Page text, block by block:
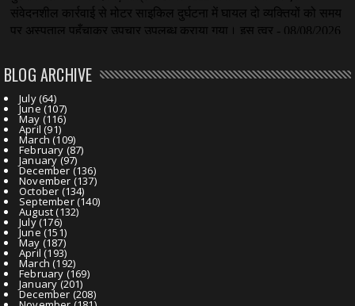
BLOG ARCHIVE
July(64)
June(107)
May (116)
April (91)
March (109)
February (87)
January(97)
December (136)
November (137)
October (134)
September(140)
August(132)
July(176)
June(151)
May (187)
April (193)
March (192)
February (169)
January(201)
December (208)